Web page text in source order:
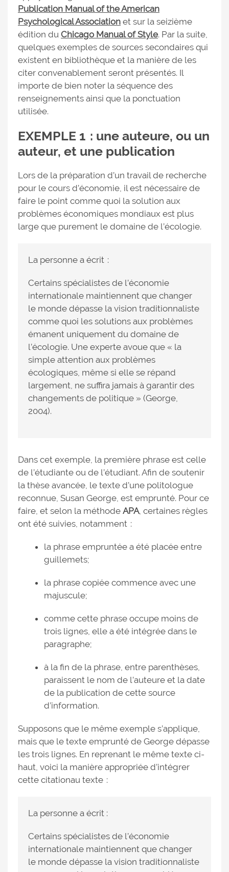
Publication Manual of the American
Psychological Association et sur la seizième
édition du Chicago Manual of Style. Par la suite,
quelques exemples de sources secondaires qui
existent en bibliothèque et la manière de les
citer convenablement seront présentés. Il
importe de bien noter la séquence des
renseignements ainsi que la ponctuation
utilisée.
EXEMPLE 1 : une auteure, ou un
auteur, et une publication
Lors de la préparation d’un travail de recherche
pour le cours d’économie, il est nécessaire de
faire le point comme quoi la solution aux
problèmes économiques mondiaux est plus
large que purement le domaine de l’écologie.
La personne a écrit :
Certains spécialistes de l’économie
internationale maintiennent que changer
le monde dépasse la vision traditionnaliste
comme quoi les solutions aux problèmes
émanent uniquement du domaine de
l’écologie. Une experte avoue que « la
simple attention aux problèmes
écologiques, même si elle se répand
largement, ne suffira jamais à garantir des
changements de politique » (George,
2004).
Dans cet exemple, la première phrase est celle
de l’étudiante ou de l’étudiant. Afin de soutenir
la thèse avancée, le texte d’une politologue
reconnue, Susan George, est emprunté. Pour ce
faire, et selon la méthode APA, certaines règles
ont été suivies, notamment :
la phrase empruntée a été placée entre
guillemets;
la phrase copiée commence avec une
majuscule;
comme cette phrase occupe moins de
trois lignes, elle a été intégrée dans le
paragraphe;
à la fin de la phrase, entre parenthèses,
paraissent le nom de l’auteure et la date
de la publication de cette source
d’information.
Supposons que le même exemple s’applique,
mais que le texte emprunté de George dépasse
les trois lignes. En reprenant le même texte ci-
haut, voici la manière appropriée d’intégrer
cette citationau texte :
La personne a écrit :
Certains spécialistes de l’économie
internationale maintiennent que changer
le monde dépasse la vision traditionnaliste